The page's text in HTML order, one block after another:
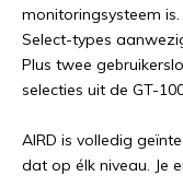
monitoringsysteem
Select-types
Plus twee
selecties uit de GT-
AIRD is volledig
dat op élk niveau. Je